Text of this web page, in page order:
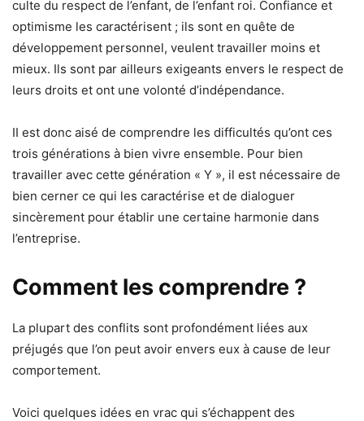
culte du respect de l’enfant, de l’enfant roi. Confiance et
optimisme les caractérisent ; ils sont en quête de
développement personnel, veulent travailler moins et
mieux. Ils sont par ailleurs exigeants envers le respect de
leurs droits et ont une volonté d’indépendance.
II est donc aisé de comprendre les difficultés qu’ont ces
trois générations à bien vivre ensemble. Pour bien
travailler avec cette génération « Y », il est nécessaire de
bien cerner ce qui les caractérise et de dialoguer
sincèrement pour établir une certaine harmonie dans
l’entreprise.
Comment les comprendre ?
La plupart des conflits sont profondément liées aux
préjugés que l’on peut avoir envers eux à cause de leur
comportement.
Voici quelques idées en vrac qui s’échappent des